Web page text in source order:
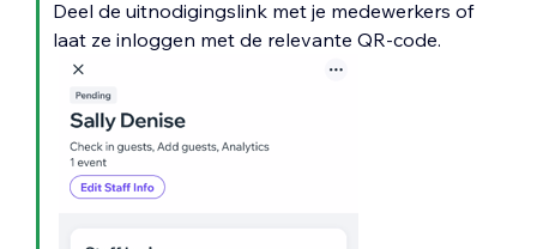
Deel de uitnodigingslink met je medewerkers of
laat ze inloggen met de relevante QR-code.